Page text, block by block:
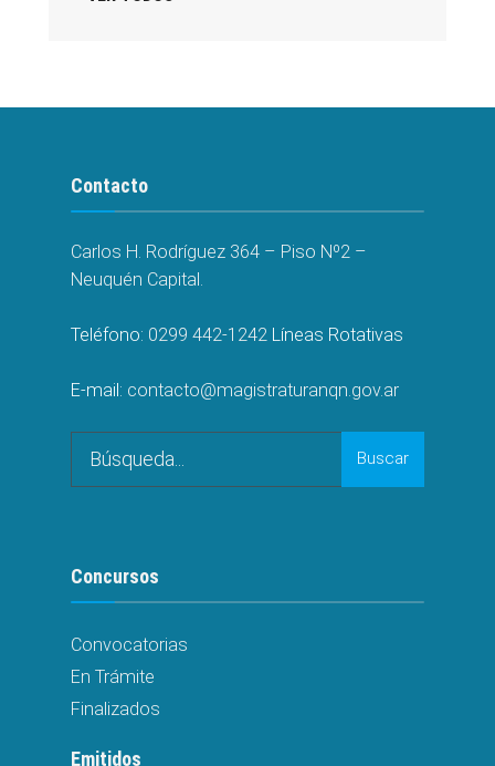
Contacto
Carlos H. Rodríguez 364 – Piso Nº2 –
Neuquén Capital.
Teléfono: 0299 442-1242 Líneas Rotativas
E-mail: contacto@magistraturanqn.gov.ar
for:
Buscar
Concursos
Convocatorias
En Trámite
Finalizados
Emitidos